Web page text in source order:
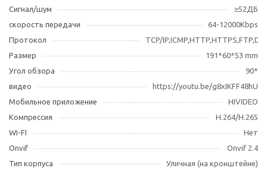
Сигнал/шум
≥52ДБ
скорость передачи
64-12000Kbps
Протокол
TCP/
Размер
191*60*53 mm
Угол обзора
90*
видео
https://youtu.be/g8xIKFF48hU
Мобильное приложение
HIVIDEO
Компрессия
H.264/H.265
WI-FI
Нет
Оnvif
Onvif 2.4
Тип корпуса
Уличная (на кронштейне)